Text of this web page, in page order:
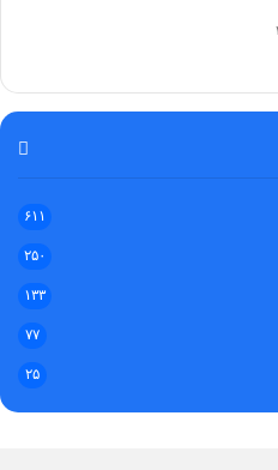
۶۱۱
۲۵۰
۱۳۳
۷۷
۲۵